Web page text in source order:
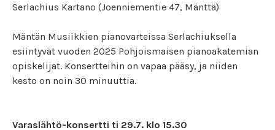
Serlachius Kartano (Joenniementie 47, Mänttä)
Mäntän Musiikkien pianovarteissa Serlachiuksella
esiintyvät vuoden 2025 Pohjoismaisen pianoakatemian
opiskelijat. Konsertteihin on vapaa pääsy, ja niiden
kesto on noin 30 minuuttia.
Varaslähtö-konsertti ti 29.7. klo 15.30